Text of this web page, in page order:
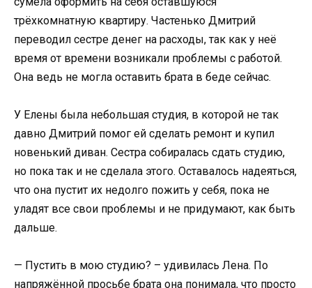
трёхкомнатную квартиру. Частенько Дмитрий
переводил сестре денег на расходы, так как у неё
время от времени возникали проблемы с работой.
Она ведь не могла оставить брата в беде сейчас.
У Елены была небольшая студия, в которой не так
давно Дмитрий помог ей сделать ремонт и купил
новенький диван. Сестра собиралась сдать студию,
но пока так и не сделала этого. Оставалось надеяться,
что она пустит их недолго пожить у себя, пока не
уладят все свои проблемы и не придумают, как быть
дальше.
— Пустить в мою студию? – удивилась Лена. По
напряжённой просьбе брата она понимала, что просто